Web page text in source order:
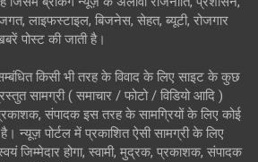
लाइफस्टाइल, बिजनेस, सेहत, ब्यूटी, रोजगार
पोस्ट की जाती है।
किसी भी तरह के विवाद के लिए साइट के कुछ
सामग्री ( समाचार / फोटो / विडियो आदि )
संपादक इस तरह के सामग्रियों के लिए कोई
है। न्यूज़ पोर्टल में प्रकाशित ऐसी सामग्री के लिए
जिम्मेदार होगा, स्वामी, मुद्रक, प्रकाशक, संपादक